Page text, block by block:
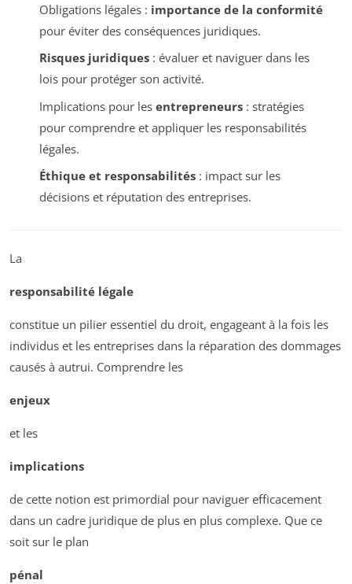
Obligations légales : importance de la conformité
pour éviter des conséquences juridiques.
Risques juridiques: évaluer et naviguer dans les
lois pour protéger son activité.
Implications pour les entrepreneurs: stratégies
pour comprendre et appliquer les responsabilités
légales.
Éthique et responsabilités: impact sur les
décisions et réputation des entreprises.
La
responsabilité légale
constitue un pilier essentiel du droit, engageant à la fois les
individus et les entreprises dans la réparation des dommages
causés à autrui. Comprendre les
enjeux
et les
implications
de cette notion est primordial pour naviguer efficacement
dans un cadre juridique de plus en plus complexe. Que ce
soit sur le plan
pénal